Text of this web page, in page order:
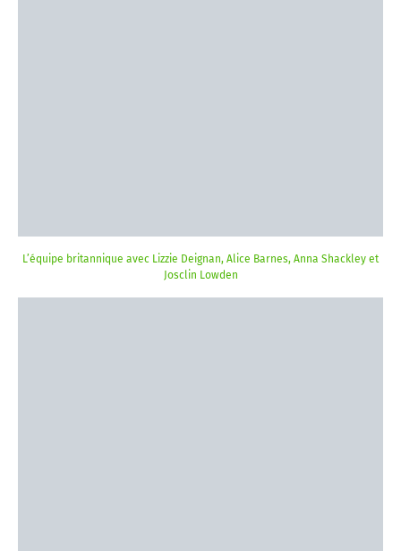
L’équipe britannique avec Lizzie Deignan, Alice Barnes, Anna Shackley et
Josclin Lowden